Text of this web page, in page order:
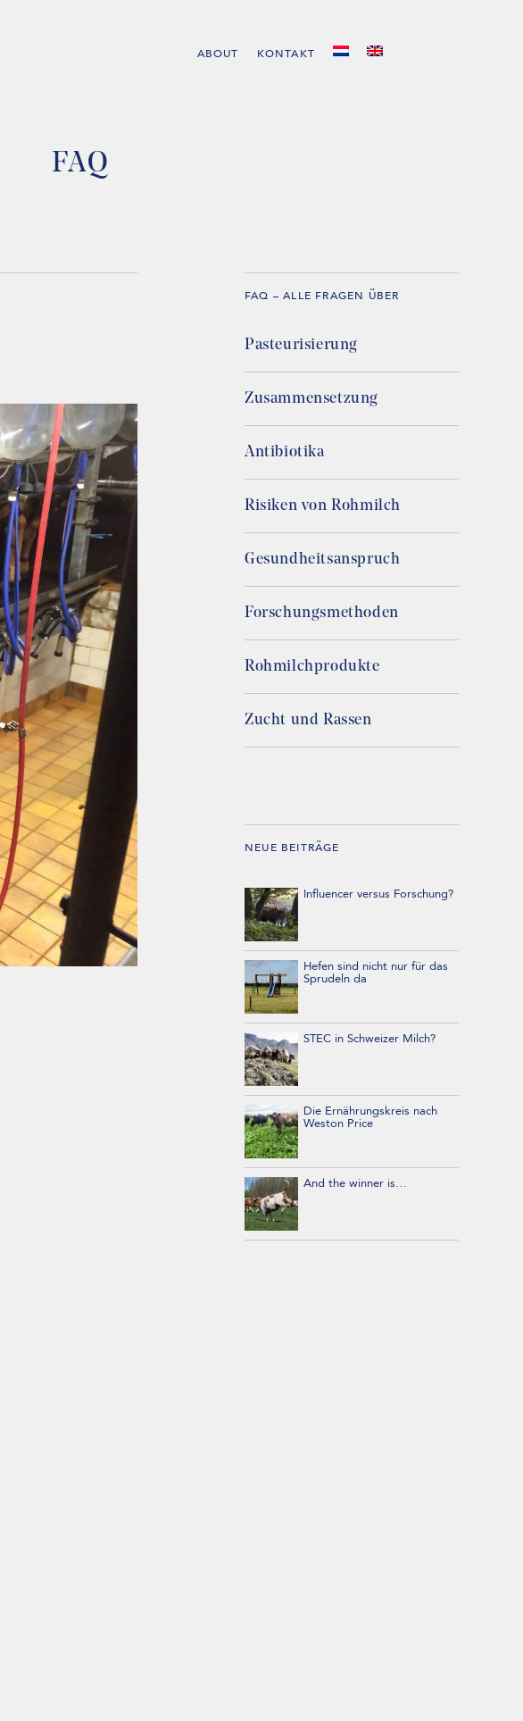
ABOUT KONTAKT
FAQ
FAQ – ALLE FRAGEN ÜBER
Pasteurisierung
Zusammensetzung
Antibiotika
Risiken von Rohmilch
Gesundheitsanspruch
Forschungsmethoden
Rohmilchprodukte
Zucht und Rassen
NEUE BEITRÄGE
Influencer versus Forschung?
Hefen sind nicht nur für das
Sprudeln da
STEC in Schweizer Milch?
Die Ernährungskreis nach
Weston Price
And the winner is…